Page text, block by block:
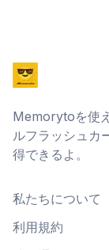
Memorytoを使
ルフラッシュカ
得できるよ。
私たちについて
利用規約